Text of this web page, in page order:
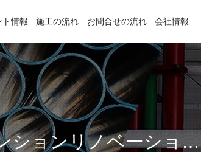
ト情報 施工の流れ お問合せの流れ 会社情報
ションリノベーショ…